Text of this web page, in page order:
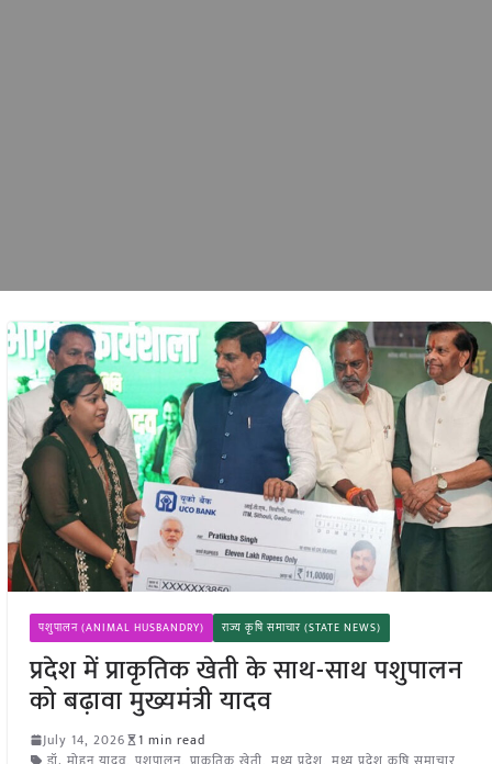
पशुपालन (ANIMAL HUSBANDRY) राज्य कृषि समाचार (STATE NEWS)
प्रदेश में प्राकृतिक खेती के साथ-साथ पशुपालन
को बढ़ावा मुख्यमंत्री यादव
July 14, 2026
1 min read